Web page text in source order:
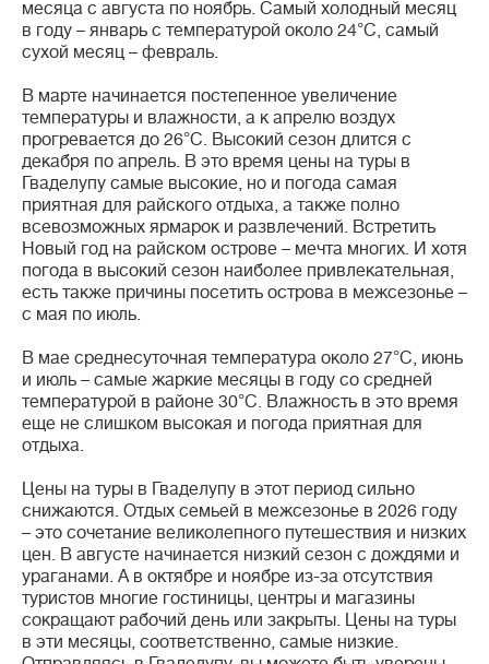
месяца с августа по ноябрь. Самый холодный месяц
в году – январь с температурой около 24°C, самый
сухой месяц – февраль.
В марте начинается постепенное увеличение
температуры и влажности, а к апрелю воздух
прогревается до 26°C. Высокий сезон длится с
декабря по апрель. В это время цены на туры в
Гваделупу самые высокие, но и погода самая
приятная для райского отдыха, а также полно
всевозможных ярмарок и развлечений. Встретить
Новый год на райском острове – мечта многих. И хотя
погода в высокий сезон наиболее привлекательная,
есть также причины посетить острова в межсезонье –
с мая по июль.
В мае среднесуточная температура около 27°C, июнь
и июль – самые жаркие месяцы в году со средней
температурой в районе 30°C. Влажность в это время
еще не слишком высокая и погода приятная для
отдыха.
Цены на туры в Гваделупу в этот период сильно
снижаются. Отдых семьей в межсезонье в 2026 году
– это сочетание великолепного путешествия и низких
цен. В августе начинается низкий сезон с дождями и
ураганами. А в октябре и ноябре из-за отсутствия
туристов многие гостиницы, центры и магазины
сокращают рабочий день или закрыты. Цены на туры
в эти месяцы, соответственно, самые низкие.